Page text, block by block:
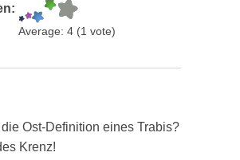
Average: 4 (1 vote)
Ost-Definition eines Trabis?
Krenz!